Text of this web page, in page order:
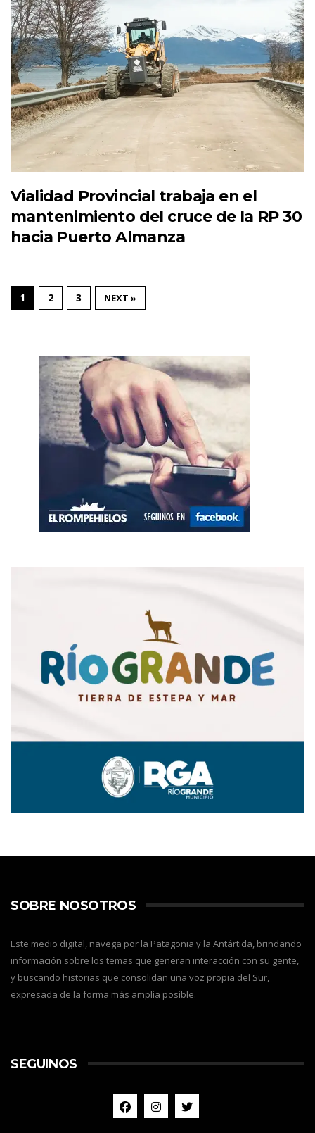
Vialidad Provincial trabaja en el
mantenimiento del cruce de la RP 30
hacia Puerto Almanza
1 2 3 NEXT »
SOBRE NOSOTROS
Este medio digital, navega por la Patagonia y la Antártida, brindando
información sobre los temas que generan interacción con su gente,
y buscando historias que consolidan una voz propia del Sur,
expresada de la forma más amplia posible.
SEGUINOS